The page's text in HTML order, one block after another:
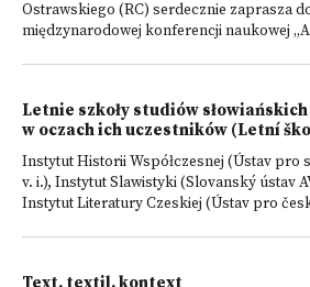
Ostrawskiego (RC) serdecznie zaprasza
międzynarodowej konferencji naukowej
Letnie szkoły studiów
w oczach ich uczestników (Letní
Instytut Historii Współczesnej (Ústav pro
v. i.), Instytut Slawistyki (Slovanský ústav
Instytut Literatury Czeskiej (Ústav pro